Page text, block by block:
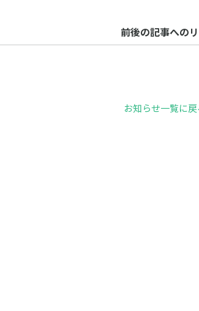
前後の記事への
お知らせ一覧に戻